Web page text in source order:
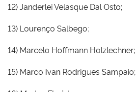
12)Janderlei Velasque Dal Osto;
13) Lourenço Salbego;
14) Marcelo Hoffmann Holzlechner;
15) Marco Ivan Rodrigues Sampaio;